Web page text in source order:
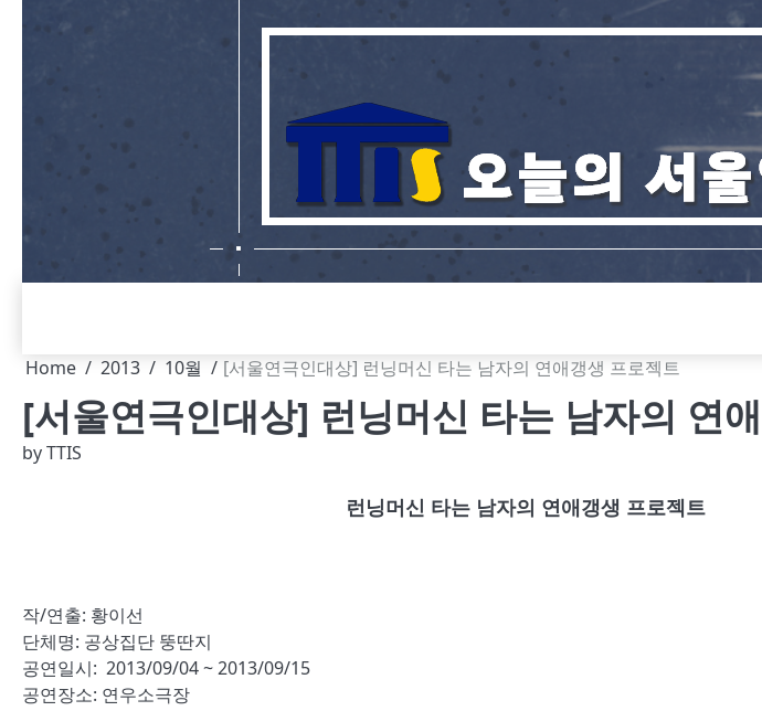
Home 2013 10월 [서울연극인대상] 런닝머신 타는 남자의 연애갱생 프로젝트
[서울연극인대상] 런닝머신 타는 남자의 연
byTTIS
런닝머신 타는 남자의 연애갱생 프로젝트
작/연출: 황이선
단체명: 공상집단 뚱딴지
공연일시: 2013/09/04 ~ 2013/09/15
공연장소: 연우소극장